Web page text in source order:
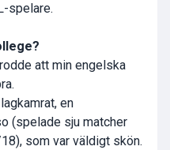
spelare.
att min engelska
en
(spelade sju matcher
som var väldigt skön.